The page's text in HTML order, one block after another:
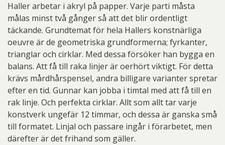
Haller arbetar i akryl på papper. Varje parti måsta
målas minst två gånger så att det blir ordentligt
täckande. Grundtemat för hela Hallers konstnärliga
oeuvre är de geometriska grundformerna; fyrkanter,
trianglar och cirklar. Med dessa försöker han bygga en
balans. Att få till raka linjer är oerhört viktigt. För detta
krävs mårdhårspensel, andra billigare varianter spretar
efter en tid. Gunnar kan jobba i timtal med att få till en
rak linje. Och perfekta cirklar. Allt som allt tar varje
konstverk ungefär 12 timmar, och dessa är ganska små
till formatet. Linjal och passare ingår i förarbetet, men
därefter är det frihand som gäller.